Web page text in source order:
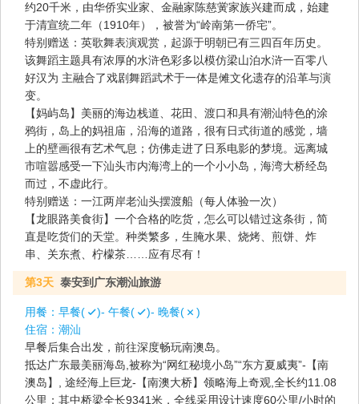
约20千米，由华侨实业家、金融家陈慈黉家族兴建而成，始建
于清宣统二年（1910年），被誉为“岭南第一侨宅”。
特别赠送：英歌舞表演观赏，起源于明朝已有三四百年历史。
该舞蹈主题具有浓厚的水浒色彩多以模仿梁山泊水浒一百零八
好汉为 主融合了戏剧舞蹈武术于一体是傩文化遗存的沿革与演
变。
【妈屿岛】美丽的海边栈道、花田、渡口和具有潮汕特色的涂
鸦街，岛上的妈祖庙，沿海的道路，很有日式街道的感觉，墙
上的壁画很有艺术气息；仿佛走进了日系电影的梦境。远离城
市喧嚣感受一下汕头市内海湾上的一个小小岛，海湾大桥经岛
而过，不虚此行。
特别赠送：一江两岸老汕头摆渡船（每人体验一次）
【龙眼路美食街】一个合格的吃货，怎么可以错过这条街，简
直是吃货们的天堂。种类繁多，生腌水果、烧烤、煎饼、炸
串、关东煮、柠檬茶……应有尽有！
第3天 泰安到广东潮汕旅游
用餐： 早餐( )- 午餐( )- 晚餐(
)
住宿： 潮汕
早餐后集合出发，前往深度畅玩南澳岛。
抵达广东最美丽海岛,被称为“网红秘境小岛”“东方夏威夷”-【南
澳岛】, 途经海上巨龙-【南澳大桥】领略海上奇观,全长约11.08
公里；其中桥梁全长9341米，全线采用设计速度60公里/小时的